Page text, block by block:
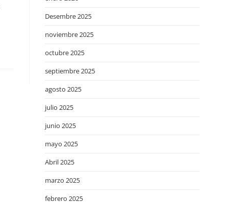
Desembre 2025
noviembre 2025
octubre 2025
septiembre 2025
agosto 2025
julio 2025
junio 2025
mayo 2025
Abril 2025
marzo 2025
febrero 2025